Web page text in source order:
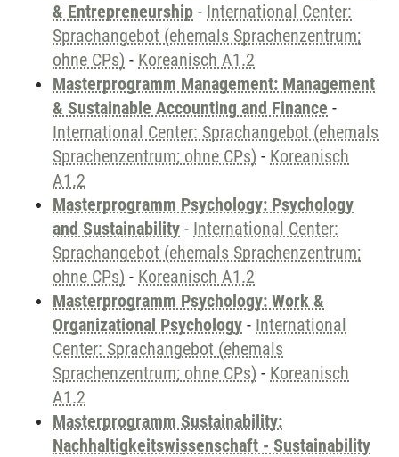
& Entrepreneurship - International Center:
Sprachangebot (ehemals Sprachenzentrum;
ohne CPs) - Koreanisch A1.2
Masterprogramm Management: Management
& Sustainable Accounting and Finance -
International Center: Sprachangebot (ehemals
Sprachenzentrum; ohne CPs) - Koreanisch
A1.2
Masterprogramm Psychology: Psychology
and Sustainability - International Center:
Sprachangebot (ehemals Sprachenzentrum;
ohne CPs) - Koreanisch A1.2
Masterprogramm Psychology: Work &
Organizational Psychology - International
Center: Sprachangebot (ehemals
Sprachenzentrum; ohne CPs) - Koreanisch
A1.2
Masterprogramm Sustainability:
Nachhaltigkeitswissenschaft - Sustainability